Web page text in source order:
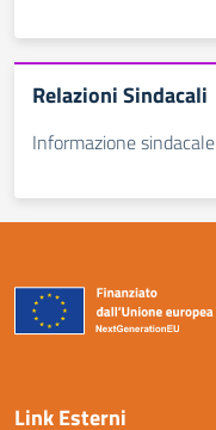
Relazioni Sindacali
Informazione sindacale
Link Esterni